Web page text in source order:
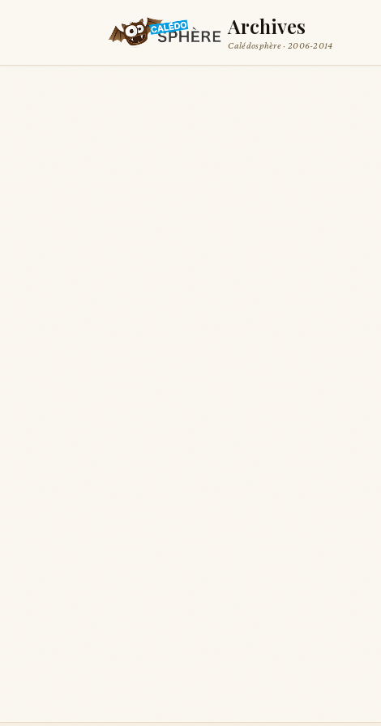
Archives
Calédosphère · 2006-2014